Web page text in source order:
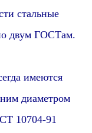
стальные
двум ГОСТам.
имеются
диаметром
10704-91